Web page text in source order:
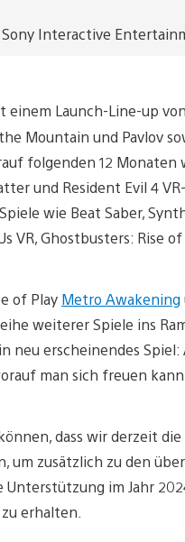
Interactive
einem Launch-Line-up
Mountain und Pavlov
folgenden 12
und Resident Evil 4
wie Beat Saber,
Ghostbusters: Rise of
of Play Metro Awakening
weiterer Spiele ins
neu erscheinendes
man sich freuen kann.
dass wir derzeit
um zusätzlich zu den
im Jahr
erhalten.